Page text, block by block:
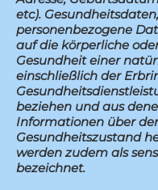
etc).
personenbezogene
auf die körperliche
Gesundheit einer
einschließlich der
beziehen und aus
Informationen über
Gesundheitszustand
werden zudem als
bezeichnet.